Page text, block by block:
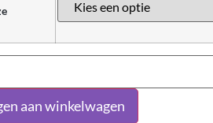
aan winkelwagen